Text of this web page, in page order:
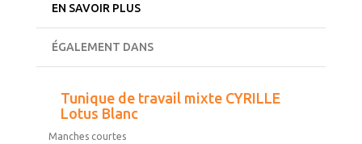
EN SAVOIR PLUS
ÉGALEMENT DANS
Tunique de travail mixte CYRILLE
Lotus Blanc
Manches courtes